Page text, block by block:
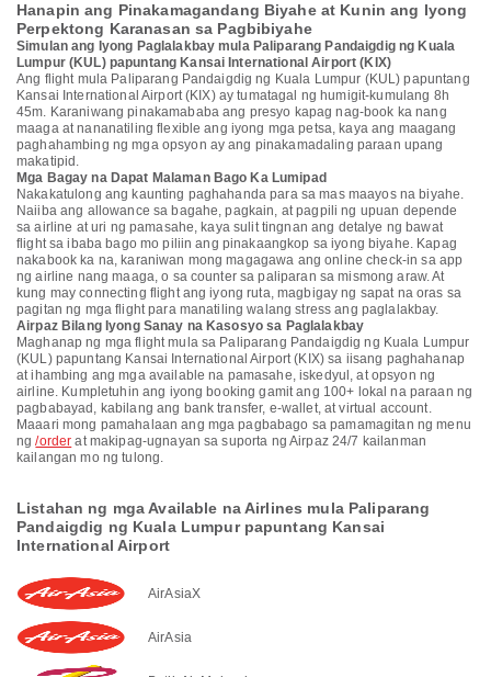
Hanapin ang Pinakamagandang Biyahe at Kunin ang Iyong
Perpektong Karanasan sa Pagbibiyahe
Simulan ang Iyong Paglalakbay mula Paliparang Pandaigdig ng Kuala
Lumpur (KUL) papuntang Kansai International Airport (KIX)
Ang flight mula Paliparang Pandaigdig ng Kuala Lumpur (KUL) papuntang
Kansai International Airport (KIX) ay tumatagal ng humigit-kumulang 8h
45m. Karaniwang pinakamababa ang presyo kapag nag-book ka nang
maaga at nananatiling flexible ang iyong mga petsa, kaya ang maagang
paghahambing ng mga opsyon ay ang pinakamadaling paraan upang
makatipid.
Mga Bagay na Dapat Malaman Bago Ka Lumipad
Nakakatulong ang kaunting paghahanda para sa mas maayos na biyahe.
Naiiba ang allowance sa bagahe, pagkain, at pagpili ng upuan depende
sa airline at uri ng pamasahe, kaya sulit tingnan ang detalye ng bawat
flight sa ibaba bago mo piliin ang pinakaangkop sa iyong biyahe. Kapag
nakabook ka na, karaniwan mong magagawa ang online check-in sa app
ng airline nang maaga, o sa counter sa paliparan sa mismong araw. At
kung may connecting flight ang iyong ruta, magbigay ng sapat na oras sa
pagitan ng mga flight para manatiling walang stress ang paglalakbay.
Airpaz Bilang Iyong Sanay na Kasosyo sa Paglalakbay
Maghanap ng mga flight mula sa Paliparang Pandaigdig ng Kuala Lumpur
(KUL) papuntang Kansai International Airport (KIX) sa iisang paghahanap
at ihambing ang mga available na pamasahe, iskedyul, at opsyon ng
airline. Kumpletuhin ang iyong booking gamit ang 100+ lokal na paraan ng
pagbabayad, kabilang ang bank transfer, e-wallet, at virtual account.
Maaari mong pamahalaan ang mga pagbabago sa pamamagitan ng menu
ng/order at makipag-ugnayan sa suporta ng Airpaz 24/7 kailanman
kailangan mo ng tulong.
Listahan ng mga Available na Airlines mula Paliparang
Pandaigdig ng Kuala Lumpur papuntang Kansai
International Airport
AirAsiaX
AirAsia